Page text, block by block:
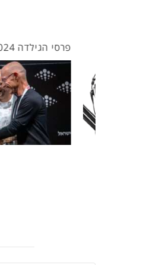
פרסי הגילדה 2024 – הזוכים